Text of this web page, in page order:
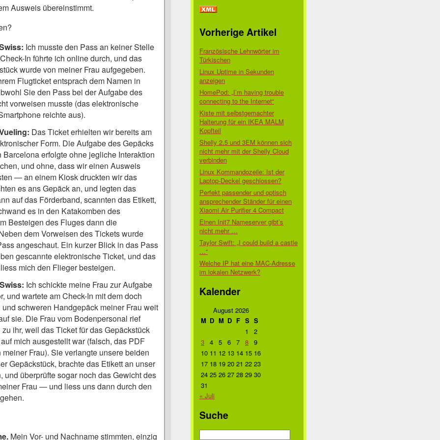
Ausweis übereinstimmt.
Ich musste den Pass an keiner Stelle
In führte ich online durch, und das
wurde von meiner Frau aufgegeben.
Flugticket entsprach dem Namen in
Sie den Pass bei der Aufgabe des
vorweisen musste (das elektronische
reichte aus).
Das Ticket erhielten wir bereits am
Form. Die Aufgabe des Gepäcks
Barcelona erfolgte ohne jegliche Interaktion
und ohne, dass wir einen Ausweis
— an einem Kiosk druckten wir das
es ans Gepäck an, und legten das
auf das Förderband, scannten das Etikett,
es in den Katakomben des
Besteigen des Fluges dann die
dem Vorweisen des Tickets wurde
angeschaut. Ein kurzer Blick in das Pass
gescannte elektronische Ticket, und das
mich den Flieger besteigen.
Ich schickte meine Frau zur Aufgabe
und wartete am Check-In mit dem doch
schweren Handgepäck meiner Frau weit
sie. Die Frau vom Bodenpersonal rief
ihr, weil das Ticket für das Gepäckstück
mich ausgestellt war (falsch, das PDF
Frau). Sie verlangte unsere beiden
Gepäckstück, brachte das Etikett an unser
und überprüfte sogar noch das Gewicht des
Frau — und liess uns dann durch den
Mein Vor- und Nachname stimmten, einzig
Vorherige Artikel
Französische Lehnwörter im
Türkischen
Linux Uptime in Sekunden
anzeigen
HomePod: „I’m having trouble
connecting to the Internet“
Kiste mit selbstgemachter
Halterung für ein IKEA MALM
Kopfteil
Shelly 2.5 und 3EM können sich
nicht mehr mit der Shelly Cloud
verbinden
Linux Kommandozeile: Ist der
Laptop-Deckel geschlossen?
Perfekt passender und optisch
ansprechender Ständer für einen
Xiaomi Air Purifier 4 Compact
Einen Init7 Nameserver gibt’s
nicht mehr …
Taylor Swift: „I could build a castle
…“
Welche IP hat eine MAC-Adresse
im lokalen Netzwerk?
Kalender
August 2026
M D M D F S S
1
2
3 4 5 6 7 8 9
10 11 12 13 14 15 16
17 18 19 20 21 22 23
24 25 26 27 28 29 30
31
« Juli
Suche